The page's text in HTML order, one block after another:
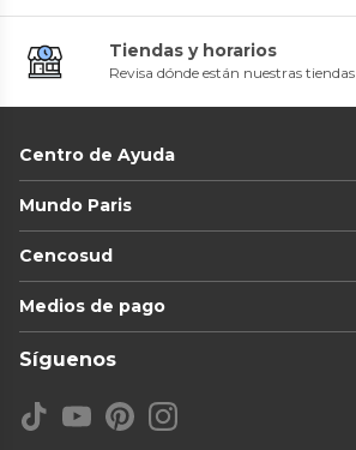
Tiendas y horarios
Revisa dónde están nuestras tiendas
Centro de Ayuda
Mundo Paris
Cencosud
Medios de pago
Síguenos